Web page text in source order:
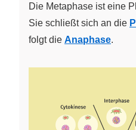
Die Metaphase ist eine
Sie schließt sich an die
folgt die Anaphase.